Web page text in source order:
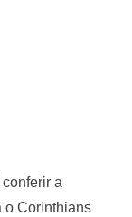
a
o Corinthians